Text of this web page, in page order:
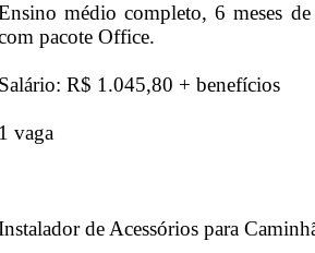
médio completo, 6 meses
pacote Office.
Salário: R$ 1.045,80 + benefícios
1 vaga
de Acessórios para